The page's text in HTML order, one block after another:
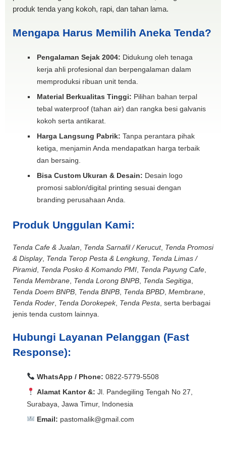
produk tenda yang kokoh, rapi, dan tahan lama.
Mengapa Harus Memilih Aneka Tenda?
Pengalaman Sejak 2004: Didukung oleh tenaga
kerja ahli profesional dan berpengalaman dalam
memproduksi ribuan unit tenda.
Material Berkualitas Tinggi: Pilihan bahan terpal
tebal waterproof (tahan air) dan rangka besi galvanis
kokoh serta antikarat.
Harga Langsung Pabrik: Tanpa perantara pihak
ketiga, menjamin Anda mendapatkan harga terbaik
dan bersaing.
Bisa Custom Ukuran & Desain: Desain logo
promosi sablon/digital printing sesuai dengan
branding perusahaan Anda.
Produk Unggulan Kami:
Tenda Cafe & Jualan Tenda Sarnafil / Kerucut, Tenda Promosi
& Display, Tenda Terop Pesta & Lengkung Tenda Limas /
Piramid Tenda Posko & Komando PMI Tenda Payung Cafe
Tenda Membrane Tenda Lorong BNPB Tenda Segitiga
Tenda Doem BNPB Tenda BNPB Tenda BPBD Membrane
Tenda Roder Tenda Dorokepek, Tenda Pesta , serta berbagai
jenis tenda custom lainnya.
Hubungi Layanan Pelanggan (Fast
Response):
WhatsApp / Phone: 0822-5779-5508
Alamat Kantor &: Jl. Pandegiling Tengah No 27,
Surabaya, Jawa Timur, Indonesia
Email: pastomalik@gmail.com